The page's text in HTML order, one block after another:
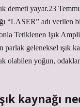
demeti yayar.23
“LASER” adı verilen
Tetiklenen Işık
parlak geleneksel ışık
olabilen yoğun,
kaynağı